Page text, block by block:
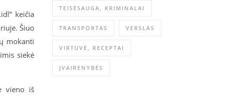
keičia
Šiuo
mokanti
siekė
vieno iš
TEISĖSAUGA, KRIMINALAI
TRANSPORTAS VERSLAS
VIRTUVĖ, RECEPTAI
ĮVAIRENYBĖS